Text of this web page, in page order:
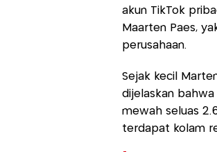
akun TikTok
Maarten Paes,
perusahaan.
Sejak kecil
dijelaskan
mewah seluas
terdapat kolam